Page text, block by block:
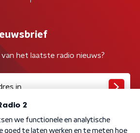
het laatste radio nieuws?